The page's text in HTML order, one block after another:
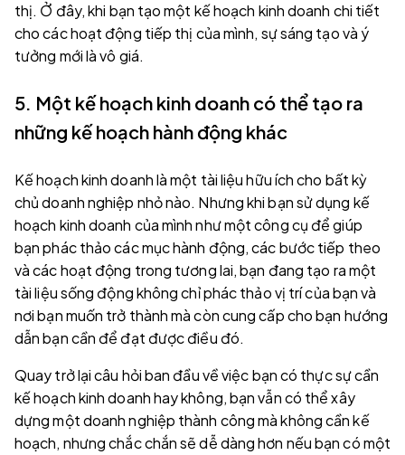
thị. Ở đây, khi bạn tạo một kế hoạch kinh doanh chi tiết
cho các hoạt động tiếp thị của mình, sự sáng tạo và ý
tưởng mới là vô giá.
5. Một kế hoạch kinh doanh có thể tạo ra
những kế hoạch hành động khác
Kế hoạch kinh doanh là một tài liệu hữu ích cho bất kỳ
chủ doanh nghiệp nhỏ nào. Nhưng khi bạn sử dụng kế
hoạch kinh doanh của mình như một công cụ để giúp
bạn phác thảo các mục hành động, các bước tiếp theo
và các hoạt động trong tương lai, bạn đang tạo ra một
tài liệu sống động không chỉ phác thảo vị trí của bạn và
nơi bạn muốn trở thành mà còn cung cấp cho bạn hướng
dẫn bạn cần để đạt được điều đó.
Quay trở lại câu hỏi ban đầu về việc bạn có thực sự cần
kế hoạch kinh doanh hay không, bạn vẫn có thể xây
dựng một doanh nghiệp thành công mà không cần kế
hoạch, nhưng chắc chắn sẽ dễ dàng hơn nếu bạn có một